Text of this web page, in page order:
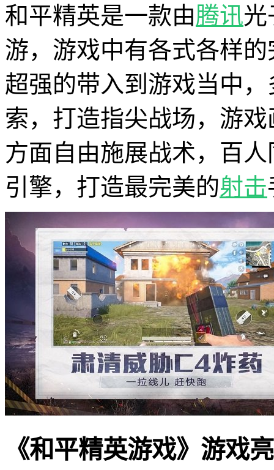
和平精英是一款由腾讯光
游，游戏中有各式各样
超强的带入到游戏当中
索，打造指尖战场，游
方面自由施展战术，百
引擎，打造最完美的射击
《和平精英游戏》游戏